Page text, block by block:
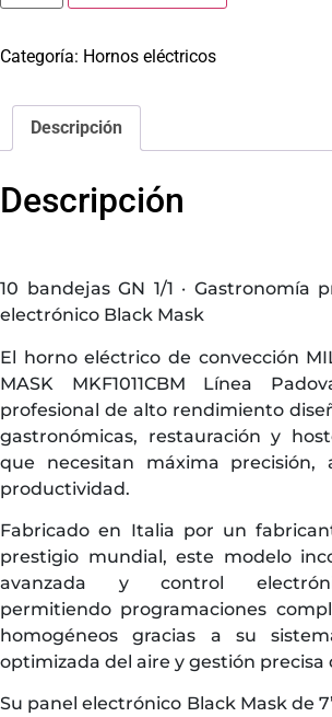
Categoría: Hornos eléctricos
Descripción
Descripción
10 bandejas GN 1/1 · Gastronomía
electrónico Black Mask
El horno eléctrico de convección
MASK MKF1011CBM Línea
profesional de alto rendimiento
gastronómicas, restauración y
que necesitan máxima precisión,
productividad.
Fabricado en Italia por un
prestigio mundial, este modelo
avanzada y control
permitiendo programaciones
homogéneos gracias a su
optimizada del aire y gestión precisa
Su panel electrónico Black Mask de